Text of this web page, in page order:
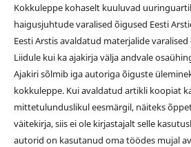
Kokkuleppe kohaselt kuuluvad
haigusjuhtude varalised õigused Eesti
Eesti Arstis avaldatud materjalide
Liidule kui ka ajakirja välja andvale
Ajakiri sõlmib iga autoriga õiguste
kokkuleppe. Kui avaldatud artikli koopiat
mittetulunduslikul eesmärgil, näiteks
väitekirja, siis ei ole kirjastajalt selle
autorid on kasutanud oma töödes mujal